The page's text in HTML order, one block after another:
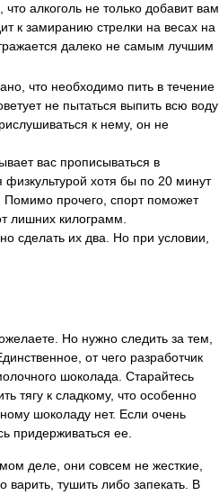
алкоголь не только добавит вам
к замиранию стрелки на весах на
далеко не самым лучшим
что необходимо пить в течение
не пытаться выпить всю воду
к нему, он не
вас прописываться в
хотя бы по 20 минут
прочего, спорт поможет
лишних килограмм.
сделать их два. Но при условии,
Но нужно следить за тем,
от чего разработчик
шоколада. Старайтесь
тягу к сладкому, что особенно
шоколаду нет. Если очень
придерживаться ее.
деле, они совсем не жесткие,
тушить либо запекать. В